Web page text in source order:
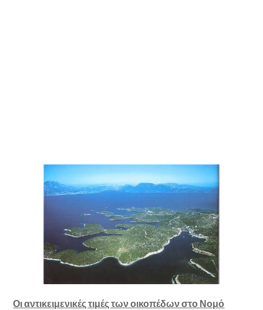
Οι αντικειμενικές τιμές των οικοπέδων στο Νομό